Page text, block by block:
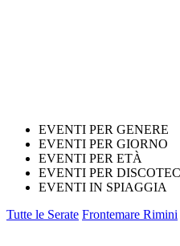
EVENTI PER GENERE
EVENTI PER GIORNO
EVENTI PER ETÀ
EVENTI PER
EVENTI IN SPIAGGIA
Tutte le Serate Frontemare Rimini